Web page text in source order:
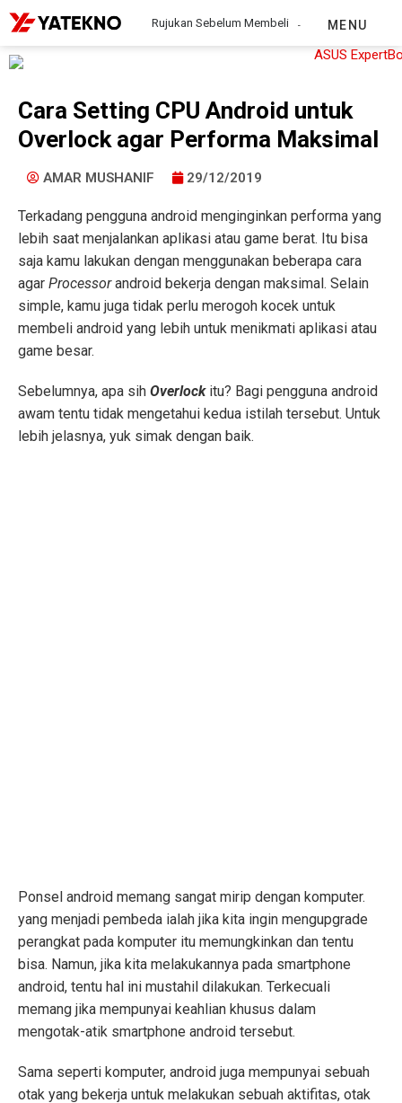
Rujukan Sebelum Membeli MENU
Cara Setting CPU Android untuk
Overlock agar Performa Maksimal
AMAR MUSHANIF 29/12/2019
Terkadang pengguna android menginginkan performa yang
lebih saat menjalankan aplikasi atau game berat. Itu bisa
saja kamu lakukan dengan menggunakan beberapa cara
agar Processorandroid bekerja dengan maksimal. Selain
simple, kamu juga tidak perlu merogoh kocek untuk
membeli android yang lebih untuk menikmati aplikasi atau
game besar.
Sebelumnya, apa sih Overlock itu? Bagi pengguna android
awam tentu tidak mengetahui kedua istilah tersebut. Untuk
lebih jelasnya, yuk simak dengan baik.
Ponsel android memang sangat mirip dengan komputer.
yang menjadi pembeda ialah jika kita ingin mengupgrade
perangkat pada komputer itu memungkinkan dan tentu
bisa. Namun, jika kita melakukannya pada smartphone
android, tentu hal ini mustahil dilakukan. Terkecuali
memang jika mempunyai keahlian khusus dalam
mengotak-atik smartphone android tersebut.
Sama seperti komputer, android juga mempunyai sebuah
otak yang bekerja untuk melakukan sebuah aktifitas, otak